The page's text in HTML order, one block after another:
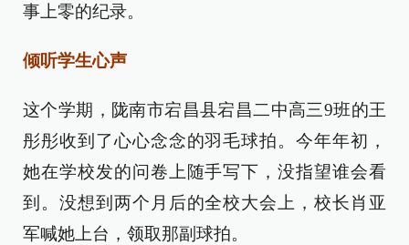
事上零的纪录。
倾听学生心声
这个学期，陇南市宕昌县宕昌二中高三9班的王
彤彤收到了心心念念的羽毛球拍。今年年初，
她在学校发的问卷上随手写下，没指望谁会看
到。没想到两个月后的全校大会上，校长肖亚
军喊她上台，领取那副球拍。